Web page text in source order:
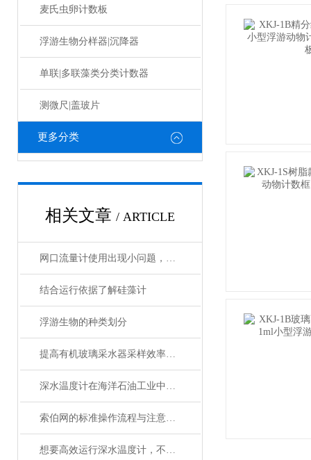
麦氏虫卵计数板
浮游生物分样器|沉降器
单联|多联藻类分类计数器
测微尺|盖玻片
更多分类
相关文章 / ARTICLE
网口流量计使用出现小问题，用户自己如何维修?
结合运行依据了解硅藻计
浮游生物的种类划分
提高有机玻璃采水器采样效率的技巧
深水温度计在海洋石油工业中的应用与维护
索伯网的标准操作流程与注意事项全解析
想要高效运行深水温度计，不懂这些可不行